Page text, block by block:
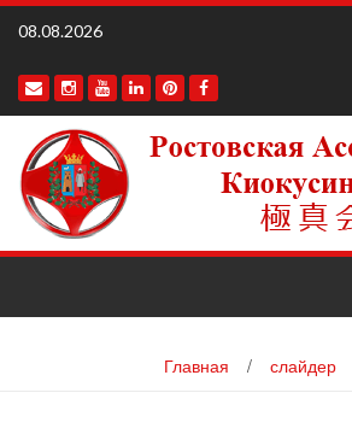
Наверх
08.08.2026
Главная / слайдер